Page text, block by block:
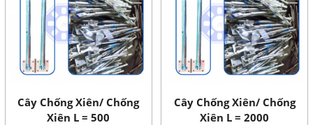
Cây Chống Xiên/ Chống
Xiên L = 500
Cây Chống Xiên/ Chống
Xiên L = 2000